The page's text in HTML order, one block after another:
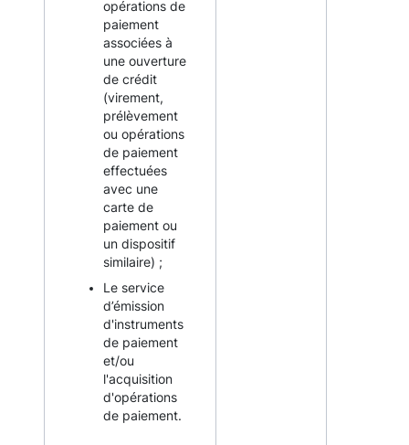
opérations de
paiement
associées à
une ouverture
de crédit
(virement,
prélèvement
ou opérations
de paiement
effectuées
avec une
carte de
paiement ou
un dispositif
similaire) ;
Le service
d’émission
d'instruments
de paiement
et/ou
l'acquisition
d'opérations
de paiement.